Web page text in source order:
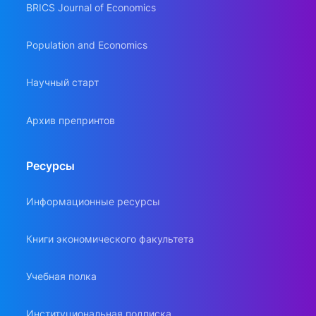
BRICS Journal of Economics
Population and Economics
Научный старт
Архив препринтов
Ресурсы
Информационные ресурсы
Книги экономического факультета
Учебная полка